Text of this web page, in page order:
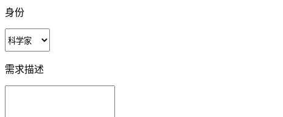
身份
需求描述